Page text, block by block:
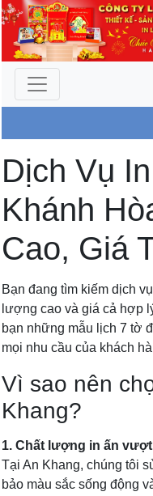
Công
Dịch Vụ
Khánh
Cao, Giá
Bạn đang tìm kiếm dịch
lượng cao và giá cả hợp
bạn những mẫu lịch 7 tờ
mọi nhu cầu của khách
Vì sao nên
Khang?
1. Chất lượng in ấn
Tại An Khang, chúng tôi
bảo màu sắc sống động